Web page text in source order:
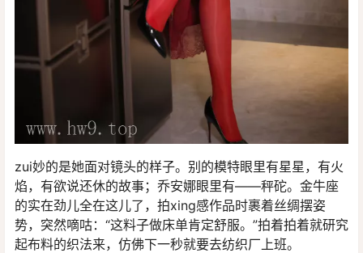
zui妙的是她面对镜头的样子。别的模特眼里有星星，有火
焰，有欲说还休的故事；乔安娜眼里有——秤砣。金牛座
的实在劲儿全在这儿了，拍xing感作品时裹着丝绸摆姿
势，突然嘀咕：“这料子做床单肯定舒服。”拍着拍着就研究
起布料的织法来，仿佛下一秒就要去纺织厂上班。